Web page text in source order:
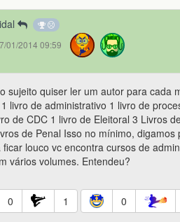
01/2014 09:59
sujeito quiser ler um autor para cada
livro de administrativo 1 livro de
de CDC 1 livro de Eleitoral 3 Livros
de Penal Isso no mínimo,
louco vc encontra cursos de
vários volumes. Entendeu?
0 1 0